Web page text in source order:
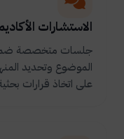
الاستشارات
جلسات متخصصة ضمن
الموضوع وتحديد
على اتخاذ قرارات